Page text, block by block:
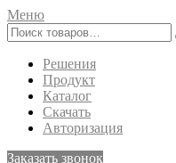
Меню
Решения
Продукт
Каталог
Скачать
Авторизация
Заказать звонок